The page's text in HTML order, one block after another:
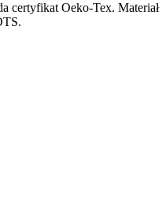
certyfikat Oeko-Tex. Materiał